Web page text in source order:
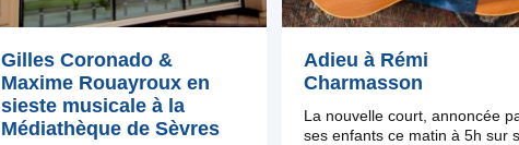
Gilles Coronado &
Maxime Rouayroux en
sieste musicale à la
Médiathèque de Sèvres
Adieu à Rémi
Charmasson
La nouvelle court, annoncée
ses enfants ce matin à 5h sur